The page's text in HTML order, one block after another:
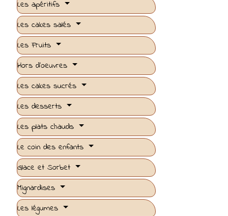
Les apéritifs
Les cakes salés
Les Fruits
Hors d'oeuvres
Les cakes sucrés
Les desserts
Les plats chauds
Le coin des enfants
Glace et Sorbet
Mignardises
Les légumes